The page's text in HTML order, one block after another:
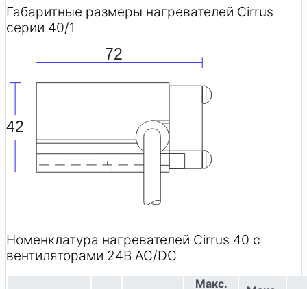
Габаритные размеры нагревателей Cirrus
серии 40/1
72
42
Номенклатура нагревателей Cirrus 40 с
вентиляторами 24В AC/DC
Макс.